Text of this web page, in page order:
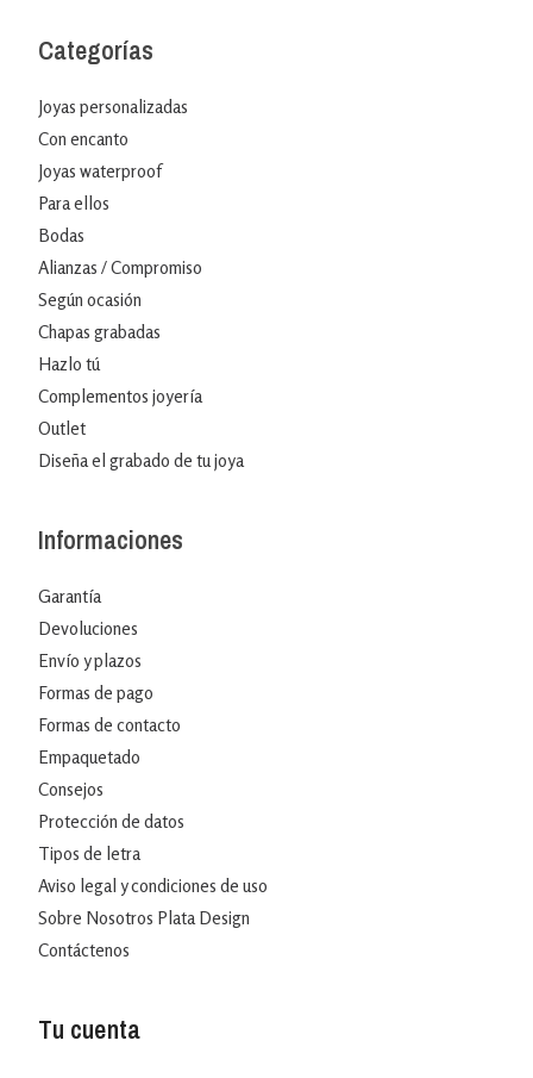
Categorías
Joyas personalizadas
Con encanto
Joyas waterproof
Para ellos
Bodas
Alianzas / Compromiso
Según ocasión
Chapas grabadas
Hazlo tú
Complementos joyería
Outlet
Diseña el grabado de tu joya
Informaciones
Garantía
Devoluciones
Envío y plazos
Formas de pago
Formas de contacto
Empaquetado
Consejos
Protección de datos
Tipos de letra
Aviso legal y condiciones de uso
Sobre Nosotros Plata Design
Contáctenos
Tu cuenta